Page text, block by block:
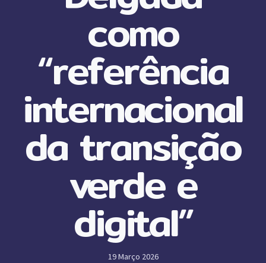
como
“referência
internacional
da transição
verde e
digital”
19 Março 2026